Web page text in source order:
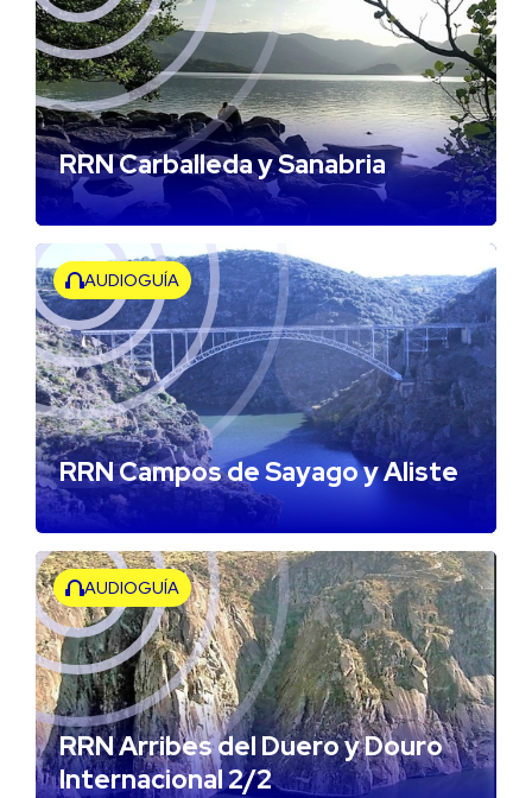
RRN Carballeda y Sanabria
AUDIOGUÍA
RRN Campos de Sayago y Aliste
AUDIOGUÍA
RRN Arribes del Duero y Douro
Internacional 2/2